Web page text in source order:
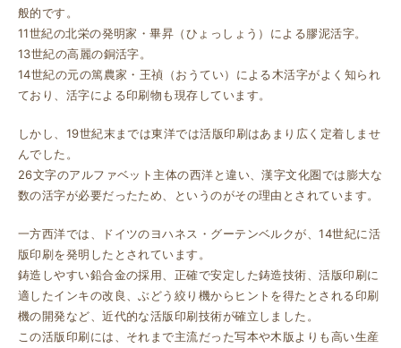
般的です。
11世紀の北栄の発明家・畢昇（ひょっしょう）による膠泥活字。
13世紀の高麗の銅活字。
14世紀の元の篤農家・王禎（おうてい）による木活字がよく知られ
ており、活字による印刷物も現存しています。
しかし、19世紀末までは東洋では活版印刷はあまり広く定着しませ
んでした。
26文字のアルファベット主体の西洋と違い、漢字文化圏では膨大な
数の活字が必要だったため、というのがその理由とされています。
一方西洋では、ドイツのヨハネス・グーテンベルクが、14世紀に活
版印刷を発明したとされています。
鋳造しやすい鉛合金の採用、正確で安定した鋳造技術、活版印刷に
適したインキの改良、ぶどう絞り機からヒントを得たとされる印刷
機の開発など、近代的な活版印刷技術が確立しました。
この活版印刷には、それまで主流だった写本や木版よりも高い生産